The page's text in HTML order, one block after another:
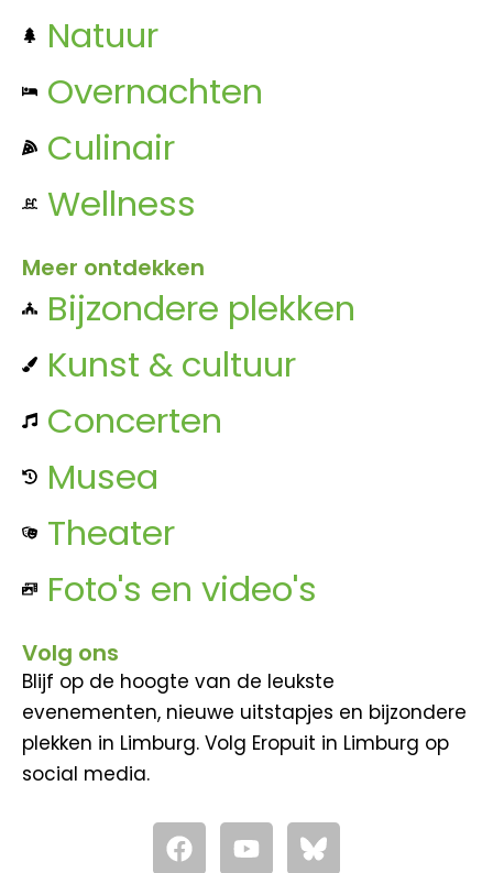
Natuur
Overnachten
Culinair
Wellness
Meer ontdekken
Bijzondere plekken
Kunst & cultuur
Concerten
Musea
Theater
Foto's en video's
Volg ons
Blijf op de hoogte van de leukste
evenementen, nieuwe uitstapjes en bijzondere
plekken in Limburg. Volg Eropuit in Limburg op
social media.
F
a
Y
o